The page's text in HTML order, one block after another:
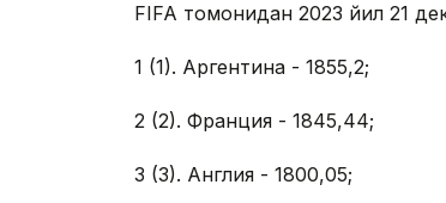
FIFA томонидан 2023 йил 21
1 (1). Аргентина - 1855,2;
2 (2). Франция - 1845,44;
3 (3). Англия - 1800,05;